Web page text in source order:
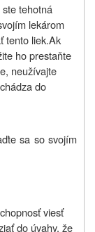
tehotná
lekárom
tento liek.Ak
ho prestaňte
neužívajte
do
sa so svojím
viesť
do úvahy, že